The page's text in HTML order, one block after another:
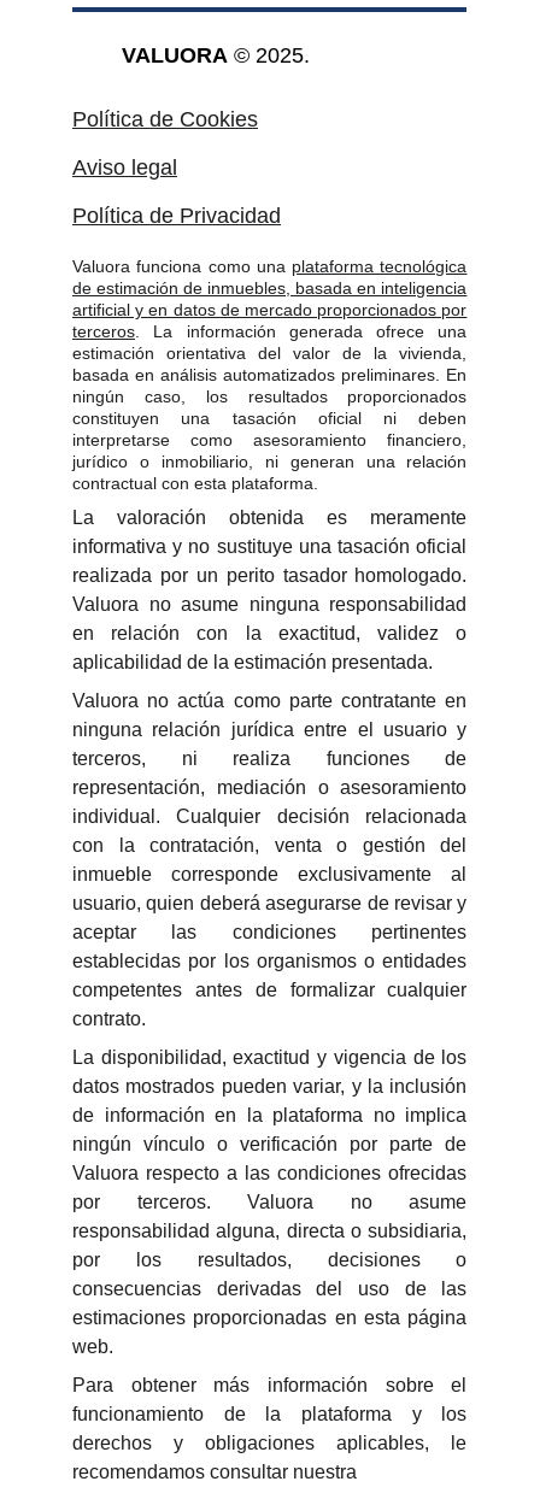
Valuora funciona como una plataforma tecnológica
de estimación de inmuebles, basada en inteligencia
artificial y en datos de mercado proporcionados por
terceros . La información generada ofrece una
estimación orientativa del valor de la vivienda,
basada en análisis automatizados preliminares. En
ningún caso, los resultados proporcionados
constituyen una tasación oficial ni deben
interpretarse como asesoramiento financiero,
jurídico o inmobiliario, ni generan una relación
contractual con esta plataforma.
La valoración obtenida es meramente
informativa y no sustituye una tasación oficial
realizada por un perito tasador homologado.
Valuora no asume ninguna responsabilidad
en relación con la exactitud, validez o
aplicabilidad de la estimación presentada.
Valuora no actúa como parte contratante en
ninguna relación jurídica entre el usuario y
terceros, ni realiza funciones de
representación, mediación o asesoramiento
individual. Cualquier decisión relacionada
con la contratación, venta o gestión del
inmueble corresponde exclusivamente al
usuario, quien deberá asegurarse de revisar y
aceptar las condiciones pertinentes
establecidas por los organismos o entidades
competentes antes de formalizar cualquier
contrato.
La disponibilidad, exactitud y vigencia de los
datos mostrados pueden variar, y la inclusión
de información en la plataforma no implica
ningún vínculo o verificación por parte de
Valuora respecto a las condiciones ofrecidas
por terceros. Valuora no asume
responsabilidad alguna, directa o subsidiaria,
por los resultados, decisiones o
consecuencias derivadas del uso de las
estimaciones proporcionadas en esta página
web.
Para obtener más información sobre el
funcionamiento de la plataforma y los
derechos y obligaciones aplicables, le
recomendamos consultar nuestra
VALUORA © 2025.
Aviso legal
Política de Privacidad
Política de Cookies